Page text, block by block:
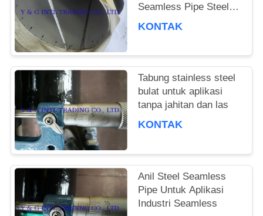
Seamless Pipe Steel
Grade 201
KONTAK
Tabung stainless steel
bulat untuk aplikasi
tanpa jahitan dan las
KONTAK
Anil Steel Seamless
Pipe Untuk Aplikasi
Industri Seamless